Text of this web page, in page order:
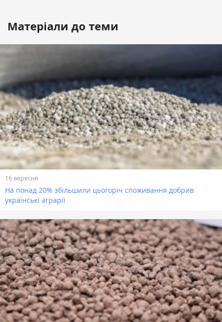
Матеріали до теми
16 вересня
На понад 20% збільшили цьогоріч споживання добрив
українські аграрії